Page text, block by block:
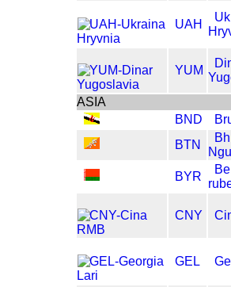
UAH
YUM
ASIA
BND
BTN
BYR
CNY
GEL